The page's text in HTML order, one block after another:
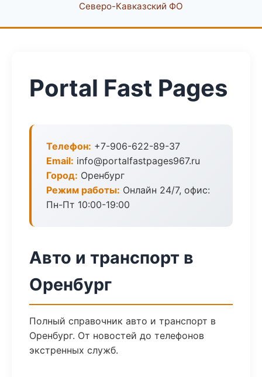
Северо-Кавказский ФО
Portal Fast Pages
Телефон: +7-906-622-89-37
Email: info@portalfastpages967.ru
Город: Оренбург
Режим работы: Онлайн 24/7, офис:
Пн-Пт 10:00-19:00
Авто и транспорт в
Оренбург
Полный справочник авто и транспорт в
Оренбург. От новостей до телефонов
экстренных служб.